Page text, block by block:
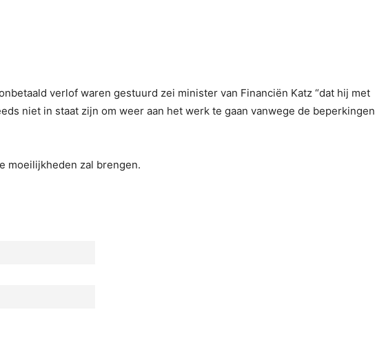
verlof waren gestuurd zei minister van Financiën Katz “dat hij met
niet in staat zijn om weer aan het werk te gaan vanwege de beperkingen
moeilijkheden zal brengen.